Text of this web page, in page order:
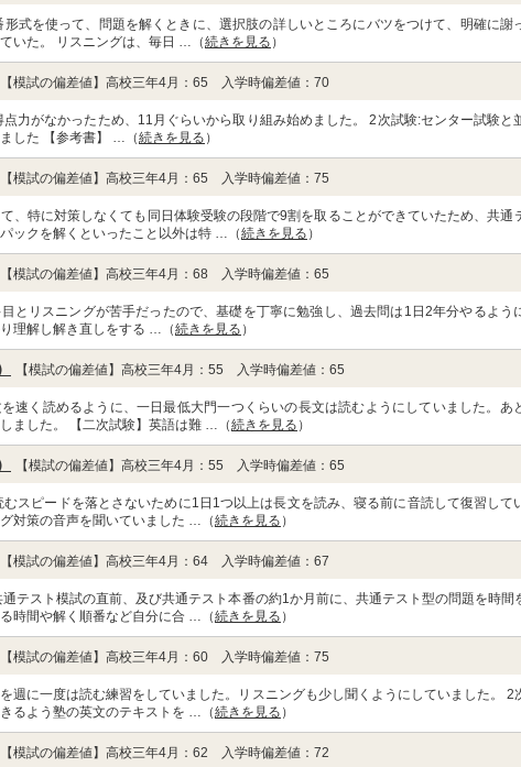
式を使って、問題を解くときに、選択肢の詳しいところにバツをつけて、明確に謝
いた。 リスニングは、毎日 …（続きを見る ）
【模試の偏差値】高校三年4月：65 入学時偏差値：70
力がなかったため、11月ぐらいから取り組み始めました。 2次試験:センター試験と
した 【参考書】 …（続きを見る ）
【模試の偏差値】高校三年4月：65 入学時偏差値：75
、特に対策しなくても同日体験受験の段階で9割を取ることができていたため、共通
ックを解くといったこと以外は特 …（続きを見る ）
【模試の偏差値】高校三年4月：68 入学時偏差値：65
とリスニングが苦手だったので、基礎を丁寧に勉強し、過去問は1日2年分やるよう
理解し解き直しをする …（続きを見る ）
【模試の偏差値】高校三年4月：55 入学時偏差値：65
を速く読めるように、一日最低大門一つくらいの長文は読むようにしていました。あ
ました。 【二次試験】英語は難 …（続きを見る ）
【模試の偏差値】高校三年4月：55 入学時偏差値：65
スピードを落とさないために1日1つ以上は長文を読み、寝る前に音読して復習して
対策の音声を聞いていました …（続きを見る ）
【模試の偏差値】高校三年4月：64 入学時偏差値：67
テスト模試の直前、及び共通テスト本番の約1か月前に、共通テスト型の問題を時間
時間や解く順番など自分に合 …（続きを見る ）
【模試の偏差値】高校三年4月：60 入学時偏差値：75
週に一度は読む練習をしていました。リスニングも少し聞くようにしていました。 2
るよう塾の英文のテキストを …（続きを見る ）
【模試の偏差値】高校三年4月：62 入学時偏差値：72